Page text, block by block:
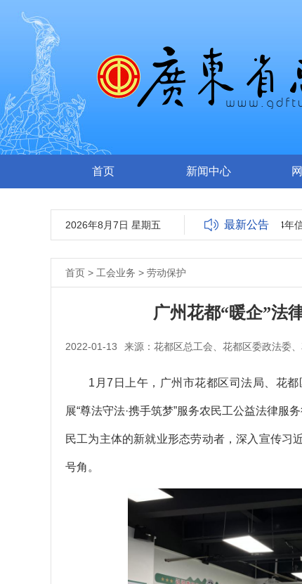
首页 新闻中心
2026年8月7日 星期五 最新公告
广东省总工会2023-2024年信息
首页 > 工会业务 > 劳动保护
广州花都“暖企”法
2022-01-13 来源：花都区总工会、花都区委政法委
1月7日上午，广州市花都区司法局、花都
展“尊法守法·携手筑梦”服务农民工公益法律服
民工为主体的新就业形态劳动者，深入宣传习
号角。